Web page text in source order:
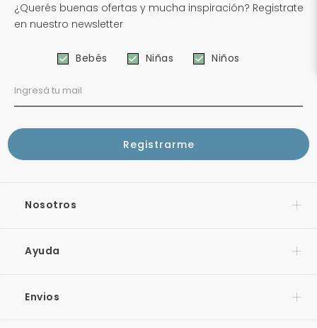
¿Querés buenas ofertas y mucha inspiración? Registrate
en nuestro newsletter
Bebés Niñas Niños
Nosotros
Ayuda
Envios